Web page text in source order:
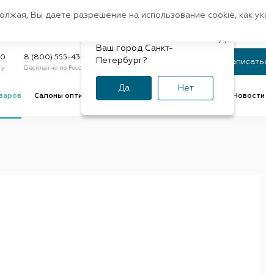
Регион:Санкт-Петербург Быстрая
8 (800) 555-43-47
Бесплатно по России
Статус заказа
Салоны оптики Новости
Ваш город Санкт-
Петербург?
Да Нет
Вы даете разрешение на использование cookie, как